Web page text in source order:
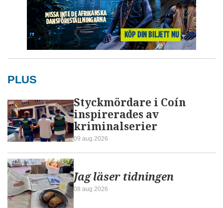
PLUS
Styckmördare i Coín
inspirerades av
kriminalserier
09 aug 2026
Jag läser tidningen
08 aug 2026